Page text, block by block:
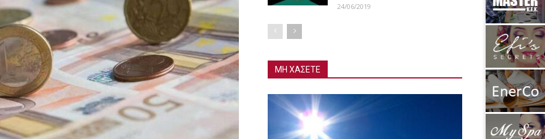
24/06/2019
ΜΗ ΧΑΣΕΤΕ